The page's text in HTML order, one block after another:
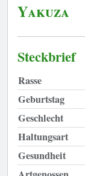
Yakuza
Steckbrief
Rasse
Geburtstag
Geschlecht
Haltungsart
Gesundheit